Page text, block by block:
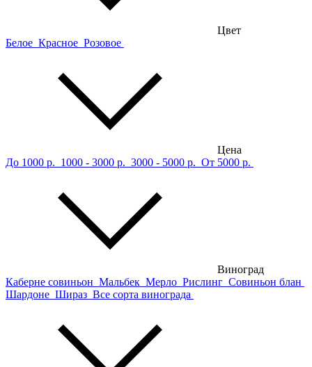
Цвет
Белое Красное Розовое
Цена
До 1000 р. 1000 - 3000 р. 3000 - 5000 р. От 5000 р.
Виноград
Каберне совиньон Мальбек Мерло Рислинг Совиньон блан
Шардоне Шираз Все сорта винограда